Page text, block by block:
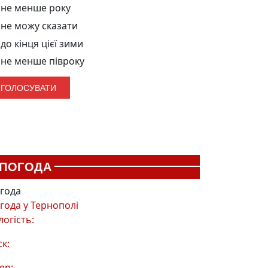
не менше року
не можу сказати
до кінця цієї зими
не менше півроку
ПОГОДА
уТернополі